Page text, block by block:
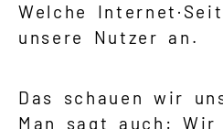
Welche
unsere Nutzer an.
Das schauen wir
Man sagt auch: Wir